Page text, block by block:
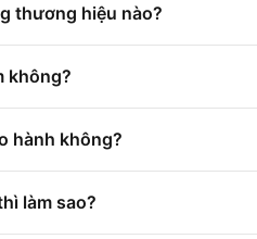
thương hiệu nào?
không?
hành không?
làm sao?